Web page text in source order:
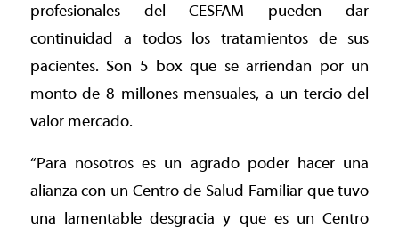
profesionales del CESFAM pueden dar
continuidad a todos los tratamientos de sus
pacientes. Son 5 box que se arriendan por un
monto de 8 millones mensuales, a un tercio del
valor mercado.
“Para nosotros es un agrado poder hacer una
alianza con un Centro de Salud Familiar que tuvo
una lamentable desgracia y que es un Centro